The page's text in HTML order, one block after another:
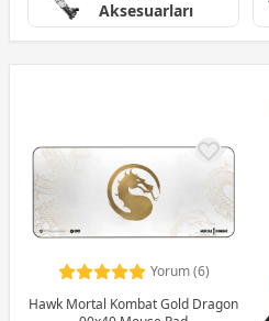
Aksesuarları
Yorum (6)
Hawk Mortal Kombat Gold Dragon